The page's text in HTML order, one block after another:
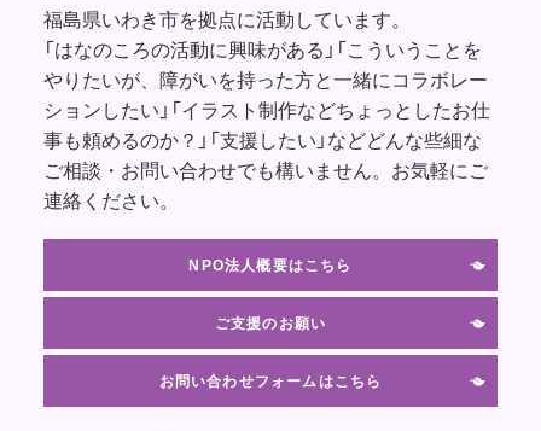
福島県いわき市を拠点に活動しています。
「はなのころの活動に興味がある」「こういうことを
やりたいが、障がいを持った方と一緒にコラボレー
ションしたい」「イラスト制作などちょっとしたお仕
事も頼めるのか？」「支援したい」などどんな些細な
ご相談・お問い合わせでも構いません。お気軽にご
連絡ください。
NPO法人概要はこちら
ご支援のお願い
お問い合わせフォームはこちら